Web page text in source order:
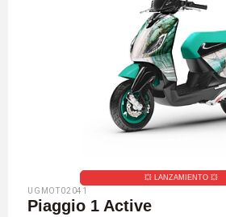
💥​ LANZAMIENTO 💥​
UGMOT02041
Piaggio 1 Active